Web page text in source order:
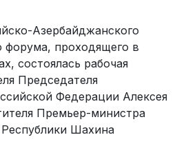
Азербайджанского
форума, проходящего в
состоялась рабочая
Председателя
Федерации Алексея
Премьер-министра
Шахина